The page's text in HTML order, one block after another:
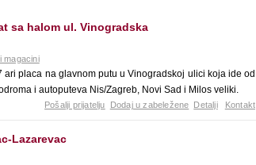
sa halom ul. Vinogradska
magacini
placa na glavnom putu u Vinogradskoj ulici koja ide od
i autoputeva Nis/Zagreb, Novi Sad i Milos veliki.
Pošalji prijatelju Dodaj u zabeležene Detalji Kontakt
Lazarevac